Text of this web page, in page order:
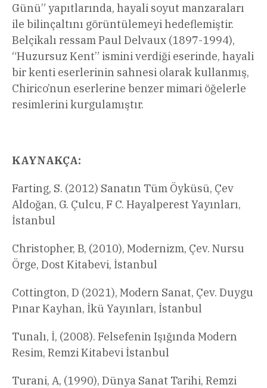
Günü” yapıtlarında, hayali soyut manzaraları
ile bilinçaltını görüntülemeyi hedeflemiştir.
Belçikalı ressam Paul Delvaux (1897-1994),
“Huzursuz Kent” ismini verdiği eserinde, hayali
bir kenti eserlerinin sahnesi olarak kullanmış,
Chirico’nun eserlerine benzer mimari öğelerle
resimlerini kurgulamıştır.
KAYNAKÇA:
Farting, S. (2012) Sanatın Tüm Öyküsü, Çev
Aldoğan, G. Çulcu, F C. Hayalperest Yayınları,
İstanbul
Christopher, B, (2010), Modernizm, Çev. Nursu
Örge, Dost Kitabevi, İstanbul
Cottington, D (2021), Modern Sanat, Çev. Duygu
Pınar Kayhan, İkü Yayınları, İstanbul
Tunalı, İ, (2008). Felsefenin Işığında Modern
Resim, Remzi Kitabevi İstanbul
Turani, A, (1990), Dünya Sanat Tarihi, Remzi